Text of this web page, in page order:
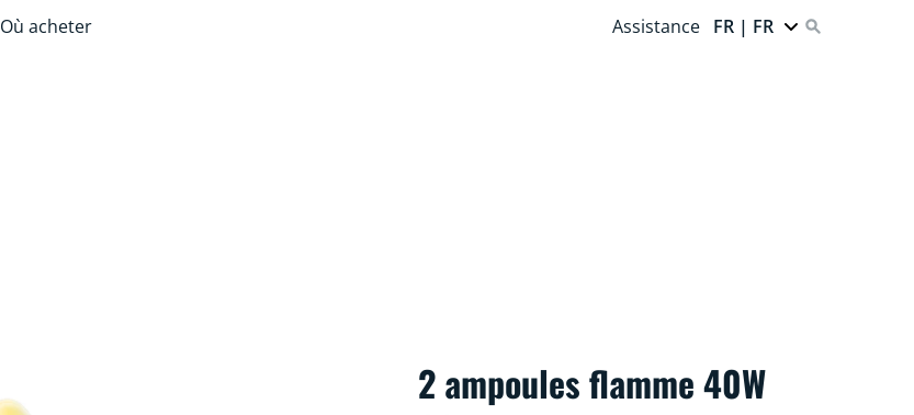
Où acheter Assistance FR | FR
2 ampoules flamme 40W